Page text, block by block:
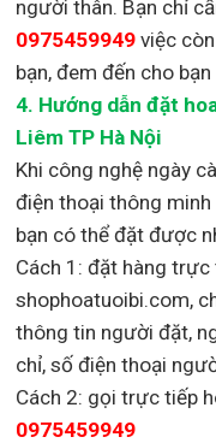
người thân. Bạn chỉ
0975459949việc
bạn, đem đến cho
4. Hướng dẫn đặt
Liêm TP Hà Nội
Khi công nghệ ngày
điện thoại thông
bạn có thể đặt được
Cách 1: đặt hàng
shophoatuoibi.com,
thông tin người đặt,
chỉ, số điện thoại
Cách 2: gọi trực tiếp
0975459949